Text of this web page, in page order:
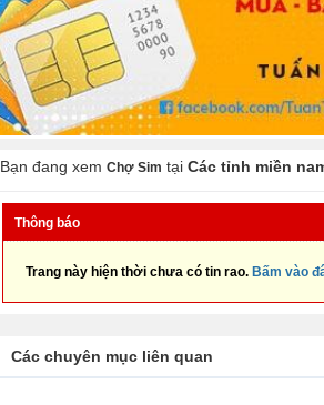
Bạn đang xem Chợ Sim tại Các tỉnh miền
Thông báo
Trang này hiện thời chưa có tin rao. Bấm vào
Các chuyên mục liên quan